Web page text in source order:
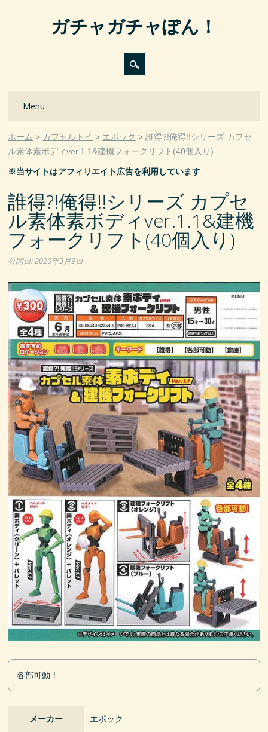
ガチャガチャぽん！
Main menu
Menu
ホーム カプセルトイ エポック
誰得?!俺得!!シリーズ カプセ
ル素体素ボディver.1.1&建機フォークリフト(40個入り)
※当サイトはアフィリエイト広告を利用しています
誰得?!俺得!!シリーズ カプセ
ル素体素ボディver.1.1&建機
フォークリフト(40個入り)
公開日:2020年3月9日
各部可動！
メーカー エポック